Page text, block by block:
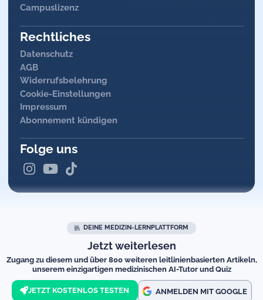
Campuslizenz
Rechtliches
Datenschutz
AGB
Widerrufsbelehrung
Cookie-Einstellungen
Impressum
Abonnement kündigen
Folge uns
DEINE MEDIZIN-LERNPLATTFORM
Jetzt weiterlesen
Zugang zu diesem und über 800 weiteren leitlinienbasierten Artikeln,
unserem einzigartigen medizinischen AI-Tutor und Quiz
JETZT KOSTENLOS TESTEN ANMELDEN MIT GOOGLE